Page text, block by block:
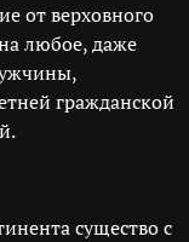
от верховного
любое, даже
гражданской
существо с